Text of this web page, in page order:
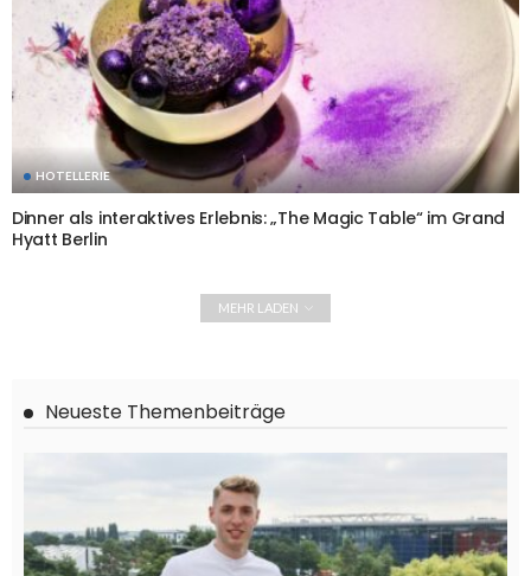
HOTELLERIE
Dinner als interaktives Erlebnis: „The Magic Table“ im Grand
Hyatt Berlin
MEHR LADEN
Neueste Themenbeiträge